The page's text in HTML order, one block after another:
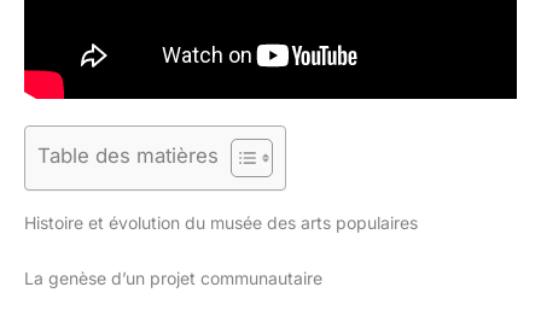
Table des matières
Histoire et évolution du musée des arts populaires
La genèse d’un projet communautaire